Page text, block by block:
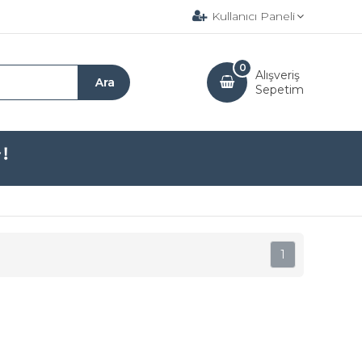
Kullanıcı Paneli
Alışveriş
Sepetim
0
1